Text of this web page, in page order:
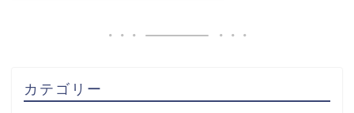
カテゴリー